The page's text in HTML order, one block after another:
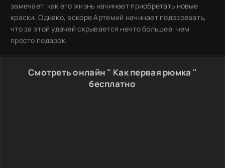
замечает, как его жизнь начинает приобретать новые
краски. Однако, вскоре Артемий начинает подозревать,
что за этой удачей скрывается нечто большее, чем
просто подарок.
Смотреть онлайн " Как первая рюмка "
бесплатно